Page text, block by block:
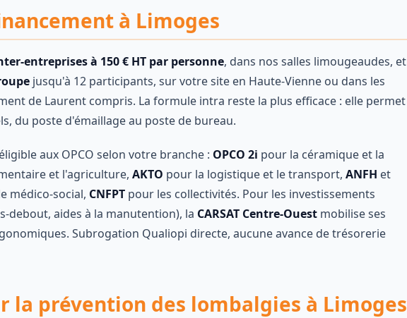
à Limoges
entreprises à 150 € HT par personne, dans nos salles limougeaudes, et
jusqu'à 12 participants, sur votre site en Haute-Vienne ou dans les
de Laurent compris. La formule intra reste la plus efficace : elle permet
du poste d'émaillage au poste de bureau.
aux OPCO selon votre branche : OPCO 2i pour la céramique et la
et l'agriculture, AKTO pour la logistique et le transport, ANFH et
médico-social, CNFPT pour les collectivités. Pour les investissements
debout, aides à la manutention), la CARSAT Centre-Ouest mobilise ses
Subrogation Qualiopi directe, aucune avance de trésorerie
la prévention des lombalgies à Limoges